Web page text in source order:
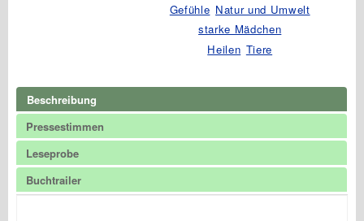
furchtlose
Gefühle Natur und Umwelt
starke Mädchen
Heilen Tiere
Beschreibung
Pressestimmen
Leseprobe
Buchtrailer